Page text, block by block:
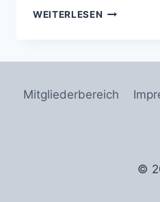
WEITERLESEN ERFOLGE
AM
Mitgliederbereich
©